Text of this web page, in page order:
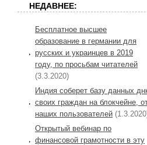
НЕДАВНЕЕ:
Бесплатное высшее
образование в германии для
русских и украинцев в 2019
году, по просьбам читателей
(3.3.2020)
Индия соберет базу данных
своих граждан на блокчейне,
наших пользователей
Открытый вебинар по
финансовой грамотности в эту